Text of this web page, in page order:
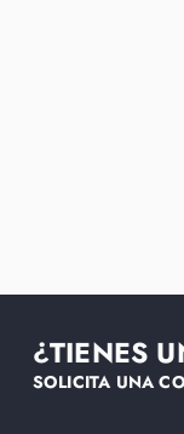
¿TIENES
SOLICITA UNA